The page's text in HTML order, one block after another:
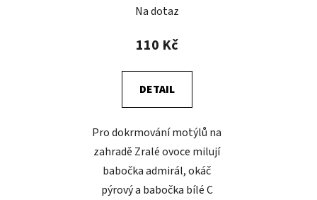
Na dotaz
110 Kč
DETAIL
Pro dokrmování motýlů na
zahradě Zralé ovoce milují
babočka admirál, okáč
pýrový a babočka bílé C